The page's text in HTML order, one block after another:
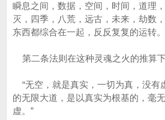
瞬息之间，数据，空间，时间，道理
灭，四季，八荒，远古，未来，劫
东西都综合在一起，反反复复的运转。
第二条法则在这种灵魂之火的推算下
“无空，就是真实，一切为真，没
的无限大道，是以真实为根基的，毫
虚。”